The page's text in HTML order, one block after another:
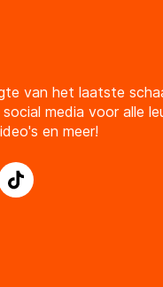
van het laatste
media voor alle
en meer!